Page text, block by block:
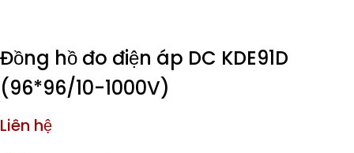
Đồng hồ đo điện áp DC KDE91D
(96*96/10-1000V)
Liên hệ